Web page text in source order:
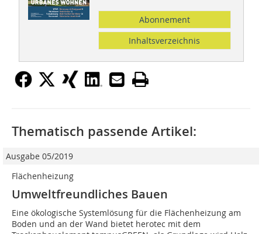
Abonnement
Inhaltsverzeichnis
Thematisch passende Artikel:
Ausgabe 05/2019
Flächenheizung
Umweltfreundliches Bauen
Eine ökologische Systemlösung für die Flächenheizung am
Boden und an der Wand bietet herotec mit dem